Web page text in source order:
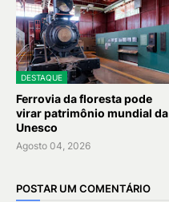
DESTAQUE
Ferrovia da floresta pode
virar patrimônio mundial da
Unesco
Agosto 04, 2026
POSTAR UM COMENTÁRIO